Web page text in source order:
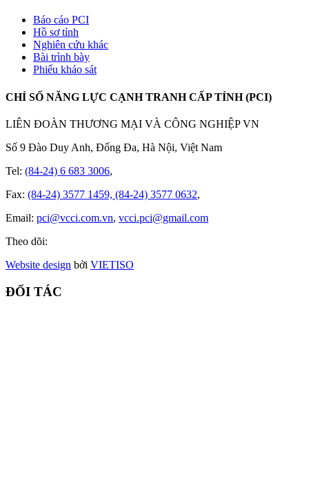
Báo cáo PCI
Hồ sơ tỉnh
Nghiên cứu khác
Bài trình bày
Phiếu khảo sát
CHỈ SỐ NĂNG LỰC CẠNH TRANH CẤP TỈNH (PCI)
LIÊN ĐOÀN THƯƠNG MẠI VÀ CÔNG NGHIỆP VN
Số 9 Đào Duy Anh, Đống Đa, Hà Nội, Việt Nam
Tel: (84-24) 6 683 3006,
Fax: (84-24) 3577 1459, (84-24) 3577 0632,
Email: pci@vcci.com.vn, vcci.pci@gmail.com
Theo dõi:
Website design bởi VIETISO
ĐỐI TÁC